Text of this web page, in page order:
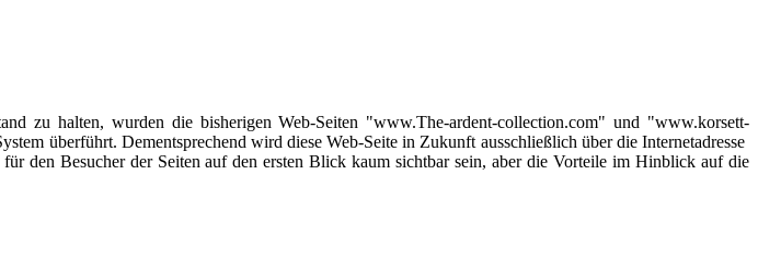
zu halten, wurden die bisherigen Web-Seiten "www.The-ardent-collection.com" und "www.korsett-
überführt. Dementsprechend wird diese Web-Seite in Zukunft ausschließlich über die Internetadresse
den Besucher der Seiten auf den ersten Blick kaum sichtbar sein, aber die Vorteile im Hinblick auf die